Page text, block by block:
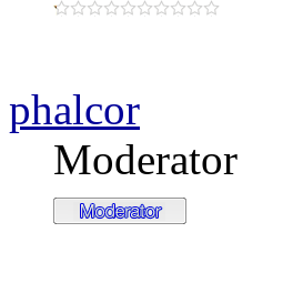
phalcor
Moderator